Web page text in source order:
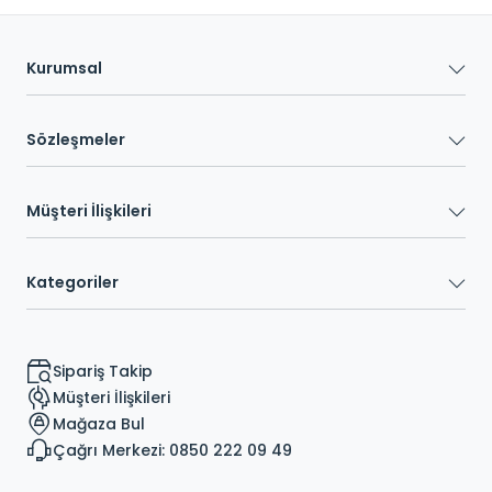
Kurumsal
Sözleşmeler
Müşteri İlişkileri
Kategoriler
Sipariş Takip
Müşteri İlişkileri
Mağaza Bul
Çağrı Merkezi: 0850 222 09 49